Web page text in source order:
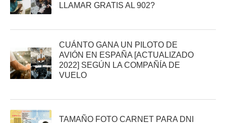
LLAMAR GRATIS AL 902?
CUÁNTO GANA UN PILOTO DE
AVIÓN EN ESPAÑA [ACTUALIZADO
2022] SEGÚN LA COMPAÑÍA DE
VUELO
TAMAÑO FOTO CARNET PARA DNI